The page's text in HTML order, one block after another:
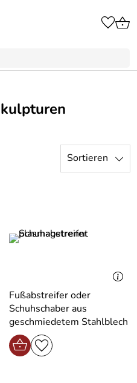
Sortieren
Fußabstreifer oder
Schuhschaber aus
geschmiedetem Stahlblech